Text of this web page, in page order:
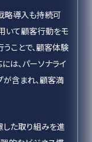
略導入も持続可
いて顧客行動をモ
ことで、顧客体験
は、パーソナライ
が含まれ、顧客満
た取り組みを進